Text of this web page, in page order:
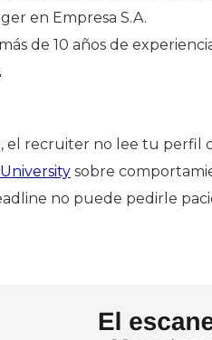
en Empresa S.A.
de 10 años de
el recruiter no lee tu perfil
sobre
no puede pedirle